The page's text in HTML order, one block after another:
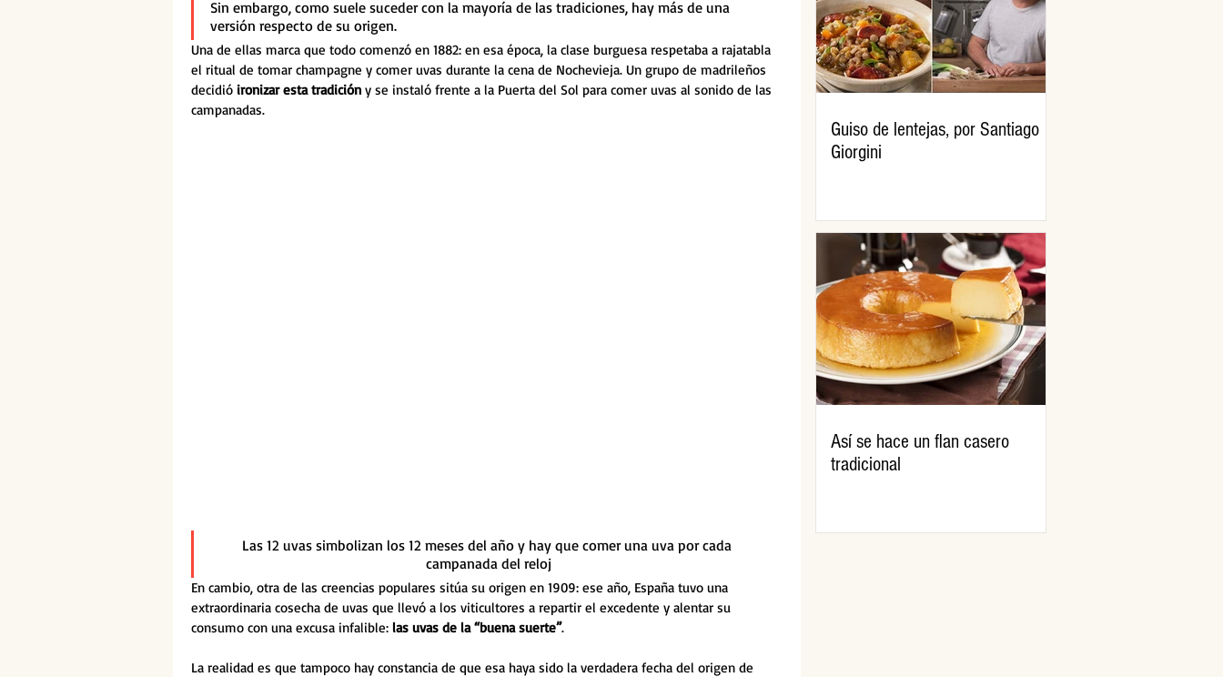
Sin embargo, como suele suceder con la mayoría de las tradiciones, hay más de una
versión respecto de su origen.
Una de ellas marca que todo comenzó en 1882: en esa época, la clase burguesa respetaba a rajatabla
el ritual de tomar champagne y comer uvas durante la cena de Nochevieja. Un grupo de madrileños
decidió ironizar esta tradición y se instaló frente a la Puerta del Sol para comer uvas al sonido de las
campanadas.
Las 12 uvas simbolizan los 12 meses del año y hay que comer una uva por cada
campanada del reloj
En cambio, otra de las creencias populares sitúa su origen en 1909: ese año, España tuvo una
extraordinaria cosecha de uvas que llevó a los viticultores a repartir el excedente y alentar su
consumo con una excusa infalible: las uvas de la “buena suerte”.
La realidad es que tampoco hay constancia de que esa haya sido la verdadera fecha del origen de
Guiso de lentejas, por Santiago
Giorgini
Así se hace un flan casero
tradicional